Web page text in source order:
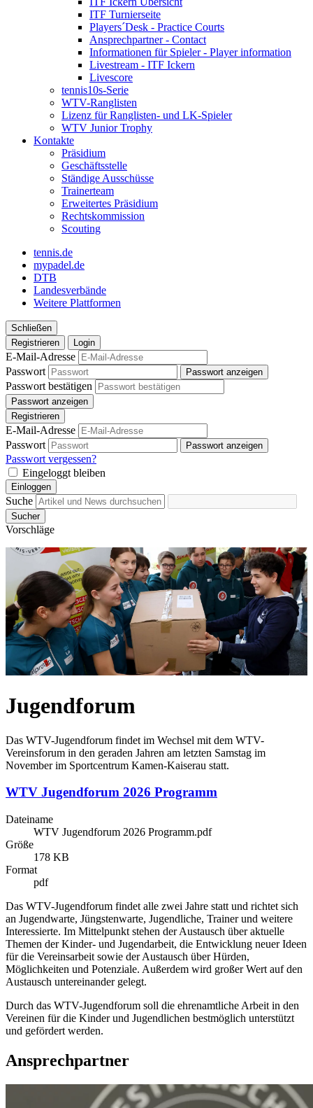
ITF Turnierseite
Players´Desk - Practice Courts
Ansprechpartner - Contact
Informationen für Spieler - Player information
Livestream - ITF Ickern
Livescore
tennis10s-Serie
WTV-Ranglisten
Lizenz für Ranglisten- und LK-Spieler
WTV Junior Trophy
Kontakte
Präsidium
Geschäftsstelle
Ständige Ausschüsse
Trainerteam
Erweitertes Präsidium
Rechtskommission
Scouting
tennis.de
mypadel.de
DTB
Landesverbände
Weitere Plattformen
Schließen
Registrieren
Login
E-Mail-Adresse
Passwort
Passwort anzeigen
Passwort bestätigen
Passwort anzeigen
Registrieren
E-Mail-Adresse
Passwort
Passwort anzeigen
Passwort vergessen?
Eingeloggt bleiben
Einloggen
Suche
Sucher
Vorschläge
Jugendforum
Das WTV-Jugendforum findet im Wechsel mit dem WTV-
Vereinsforum in den geraden Jahren am letzten Samstag im
November im Sportcentrum Kamen-Kaiserau statt.
WTV Jugendforum 2026 Programm
Dateiname
WTV Jugendforum 2026 Programm.pdf
Größe
178 KB
Format
pdf
Das WTV-Jugendforum findet alle zwei Jahre statt und richtet sich
an Jugendwarte, Jüngstenwarte, Jugendliche, Trainer und weitere
Interessierte. Im Mittelpunkt stehen der Austausch über aktuelle
Themen der Kinder- und Jugendarbeit, die Entwicklung neuer Ideen
für die Vereinsarbeit sowie der Austausch über Hürden,
Möglichkeiten und Potenziale. Außerdem wird großer Wert auf den
Austausch untereinander gelegt.
Durch das WTV-Jugendforum soll die ehrenamtliche Arbeit in den
Vereinen für die Kinder und Jugendlichen bestmöglich unterstützt
und gefördert werden.
Ansprechpartner